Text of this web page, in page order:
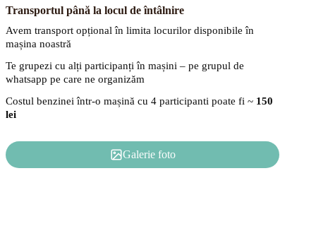
Transportul până la locul de întâlnire
Avem transport opțional în limita locurilor disponibile în
mașina noastră
Te grupezi cu alți participanți în mașini – pe grupul de
whatsapp pe care ne organizăm
Costul benzinei într-o mașină cu 4 participanti poate fi ~ 150
lei
Galerie foto